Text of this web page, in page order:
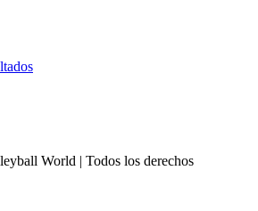
World | Todos los derechos